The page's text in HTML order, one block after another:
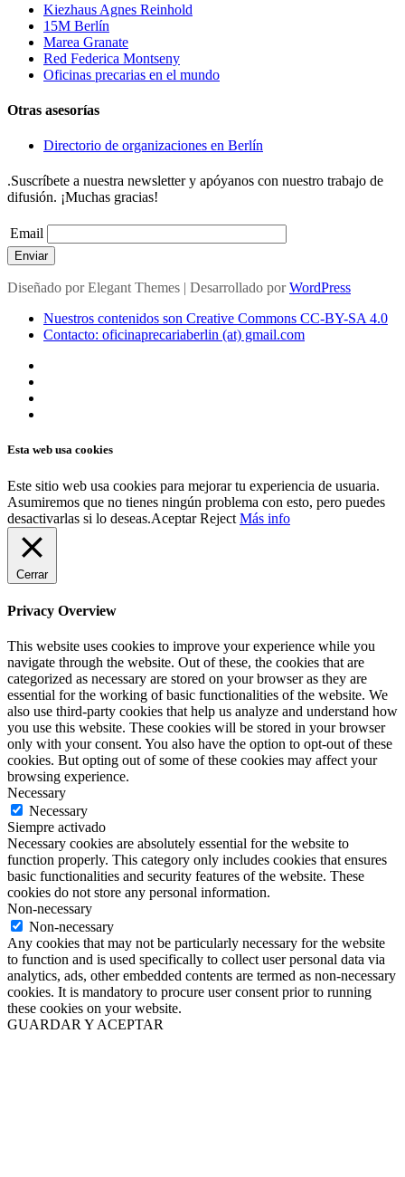
Kiezhaus Agnes Reinhold
15M Berlín
Marea Granate
Red Federica Montseny
Oficinas precarias en el mundo
Otras asesorías
Directorio de organizaciones en Berlín
.Suscríbete a nuestra newsletter y apóyanos con nuestro trabajo de
difusión. ¡Muchas gracias!
Email
Enviar
Diseñado porElegant Themes | Desarrollado porWordPress
Nuestros contenidos son Creative Commons CC-BY-SA 4.0
Contacto: oficinaprecariaberlin (at) gmail.com
Esta web usa cookies
Este sitio web usa cookies para mejorar tu experiencia de usuaria.
Asumiremos que no tienes ningún problema con esto, pero puedes
desactivarlas si lo deseas.Aceptar Reject Más info
Cerrar
Privacy Overview
This website uses cookies to improve your experience while you
navigate through the website. Out of these, the cookies that are
categorized as necessary are stored on your browser as they are
essential for the working of basic functionalities of the website. We
also use third-party cookies that help us analyze and understand how
you use this website. These cookies will be stored in your browser
only with your consent. You also have the option to opt-out of these
cookies. But opting out of some of these cookies may affect your
browsing experience.
Necessary
Necessary
Siempre activado
Necessary cookies are absolutely essential for the website to
function properly. This category only includes cookies that ensures
basic functionalities and security features of the website. These
cookies do not store any personal information.
Non-necessary
Non-necessary
Any cookies that may not be particularly necessary for the website
to function and is used specifically to collect user personal data via
analytics, ads, other embedded contents are termed as non-necessary
cookies. It is mandatory to procure user consent prior to running
these cookies on your website.
GUARDAR Y ACEPTAR